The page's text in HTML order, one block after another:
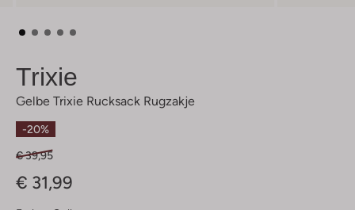
Trixie
Gelbe Trixie Rucksack Rugzakje
-20%
€ 39,95
€ 31,99